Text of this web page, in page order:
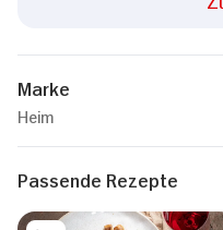
Marke
Heim
Passende Rezepte